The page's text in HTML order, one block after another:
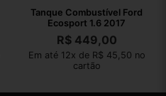
Tanque Combustível Ford
Ecosport 1.6 2017
R$449,00
Em até 12x de R$ 45,50 no
cartão